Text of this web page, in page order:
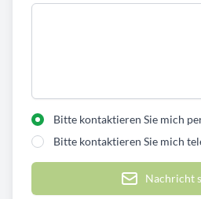
Bitte kontaktieren Sie mich
Bitte kontaktieren Sie mich
Nachricht